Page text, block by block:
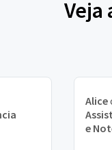
Veja
Alice
e